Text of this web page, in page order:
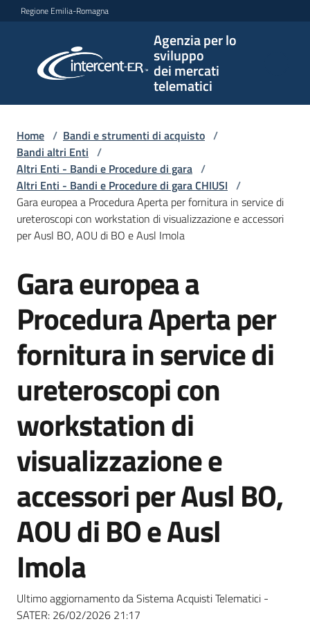
Vai al contenuto
Vai alla navigazione
Vai al footer
Regione Emilia-Romagna
Agenzia per lo
sviluppo
dei mercati
telematici
per lo
sviluppo
telematici
L'Agenzia
e
strumenti
acquisto
Piattaforme
telematiche
English
site
Home / Bandi e strumenti di acquisto /
Bandi altri Enti /
Altri Enti - Bandi e Procedure di gara /
Altri Enti - Bandi e Procedure di gara CHIUSI /
Gara europea a Procedura Aperta per fornitura in service di
ureteroscopi con workstation di visualizzazione e accessori
per Ausl BO, AOU di BO e Ausl Imola
Salta al contenuto
Gara europea a
Procedura Aperta per
fornitura in service di
ureteroscopi con
workstation di
visualizzazione e
accessori per Ausl BO,
AOU di BO e Ausl
Imola
Ultimo aggiornamento da Sistema Acquisti Telematici -
SATER: 26/02/2026 21:17